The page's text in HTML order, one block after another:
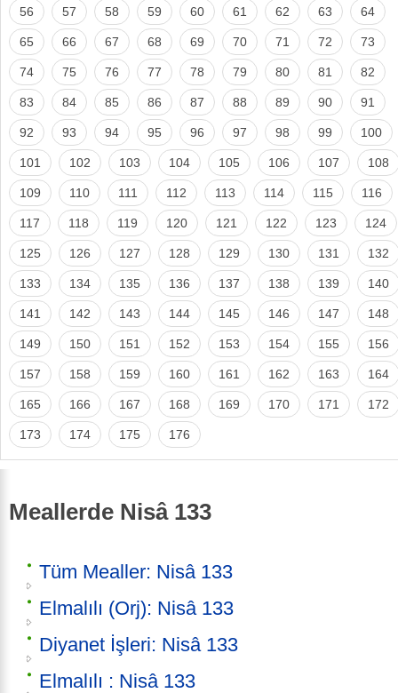
56 57 58 59 60 61 62 63 64
65 66 67 68 69 70 71 72 73
74 75 76 77 78 79 80 81 82
83 84 85 86 87 88 89 90 91
92 93 94 95 96 97 98 99 100
101 102 103 104 105 106 107 108
109 110 111 112 113 114 115 116
117 118 119 120 121 122 123 124
125 126 127 128 129 130 131 132
133 134 135 136 137 138 139 140
141 142 143 144 145 146 147 148
149 150 151 152 153 154 155 156
157 158 159 160 161 162 163 164
165 166 167 168 169 170 171 172
173 174 175 176
Meallerde Nisâ 133
Tüm Mealler: Nisâ 133
Elmalılı (Orj): Nisâ 133
Diyanet İşleri: Nisâ 133
Elmalılı : Nisâ 133